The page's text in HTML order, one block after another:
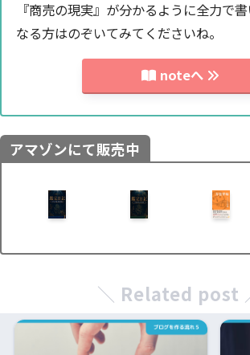
『商売の現実』が分かるように全力で
なる方はのぞいてみてくださいね。
noteへ
アマゾンにて販売中
＼ Related post